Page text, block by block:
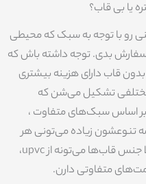
یا بی قاب؟
رو با توجه به سبک که محیطی
سفارش بدی. توجه داشته باش که
قاب دارای هزینه بیشتری
تشکیل می‌شن که
اساس سبک‌های متفاوت ،
تنوعشون زیاده می‌تونی هر
مدلی عشقت کشید سفارش بدی. مثلا جنس قاب‌ها می‌تونه از upvc،
متفاوتی دارن.